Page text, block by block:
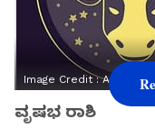
Image Credit :Asianet
ವೃಷಭ ರಾಶಿ